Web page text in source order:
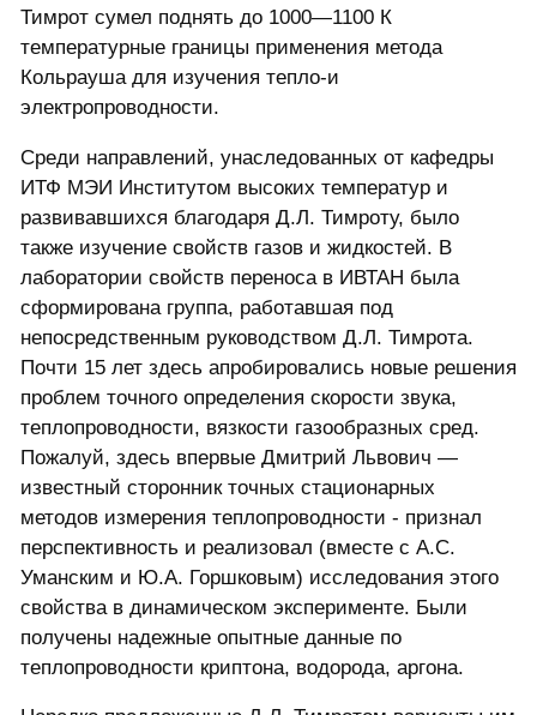
Тимрот сумел поднять до 1000—1100 К
температурные границы применения метода
Кольрауша для изучения тепло-и
электропроводности.
Среди направлений, унаследованных от кафедры
ИТФ МЭИ Институтом высоких температур и
развивавшихся благодаря Д.Л. Тимроту, было
также изучение свойств газов и жидкостей. В
лаборатории свойств переноса в ИВТАН была
сформирована группа, работавшая под
непосредственным руководством Д.Л. Тимрота.
Почти 15 лет здесь апробировались новые решения
проблем точного определения скорости звука,
теплопроводности, вязкости газообразных сред.
Пожалуй, здесь впервые Дмитрий Львович —
известный сторонник точных стационарных
методов измерения теплопроводности - признал
перспективность и реализовал (вместе с А.С.
Уманским и Ю.А. Горшковым) исследования этого
свойства в динамическом эксперименте. Были
получены надежные опытные данные по
теплопроводности криптона, водорода, аргона.